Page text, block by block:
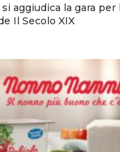
aggiudica la gara per
Il Secolo XIX